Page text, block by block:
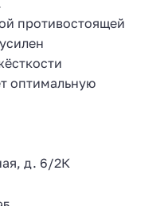
противостоящей
оптимальную
д. 6/2К